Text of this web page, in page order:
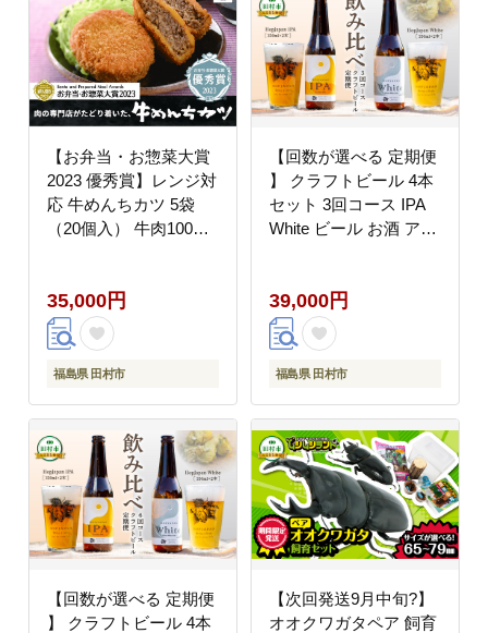
【お弁当・お惣菜大賞
2023 優秀賞】レンジ対
応 牛めんちカツ 5袋
（20個入） 牛肉100％
時短 惣菜 弁当 おかず
田村市 福島県 川合精肉
店
35,000円
福島県 田村市
【回数が選べる 定期便
】 クラフトビール 4本
セット 3回コース IPA
White ビール お酒 アル
贈答 プレゼント 福島県
田村市 福島 ふくしま
HOPJAPAN ホップジ
ャパン
39,000円
福島県 田村市
【回数が選べる 定期便
】 クラフトビール 4本
【次回発送9月中旬?】
オオクワガタペア 飼育